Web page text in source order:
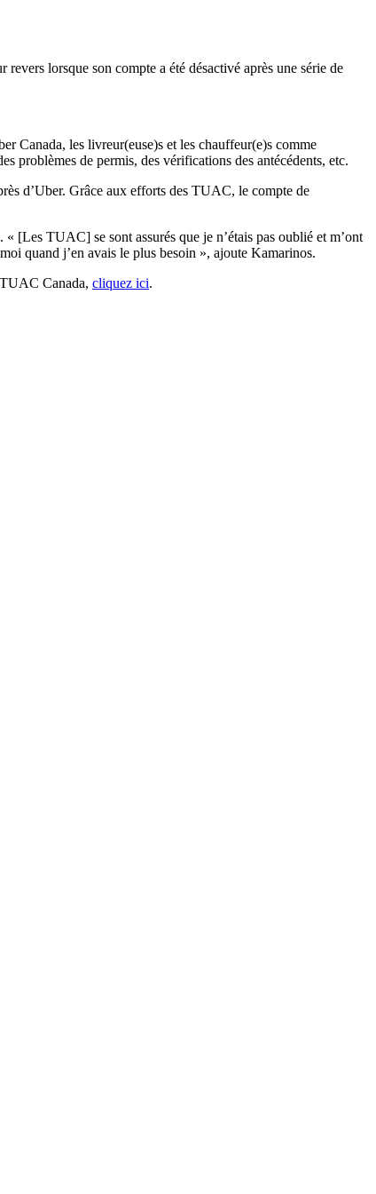
lorsque son compte a été désactivé après une série de
Canada, les livreur(euse)s et les chauffeur(e)s comme
problèmes de permis, des vérifications des antécédents, etc.
d’Uber. Grâce aux efforts des TUAC, le compte de
[Les TUAC] se sont assurés que je n’étais pas oublié et m’ont
quand j’en avais le plus besoin », ajoute Kamarinos.
Canada, cliquez ici.